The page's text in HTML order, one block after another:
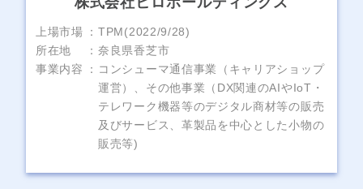
上場市場
TPM(2022/9/28)
所在地
奈良県香芝市
事業内容
コンシューマ通信事業（キャリアショップ
運営）、その他事業（DX関連のAIやIoT・
テレワーク機器等のデジタル商材等の販売
及びサービス、革製品を中心とした小物の
販売等)